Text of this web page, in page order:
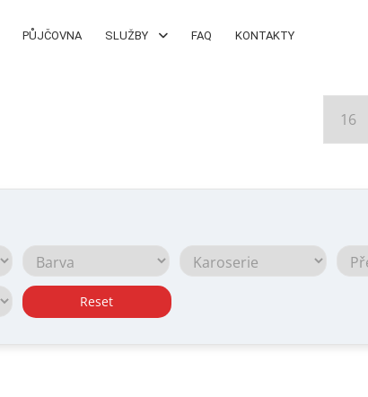
PŮJČOVNA SLUŽBY FAQ KONTAKTY
Reset